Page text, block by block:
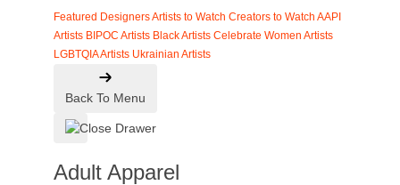
Featured DesignersArtists to Watch Creators to Watch AAPI
Artists BIPOC Artists Black Artists Celebrate Women Artists
LGBTQIA Artists Ukrainian Artists
Back To Menu
Adult Apparel